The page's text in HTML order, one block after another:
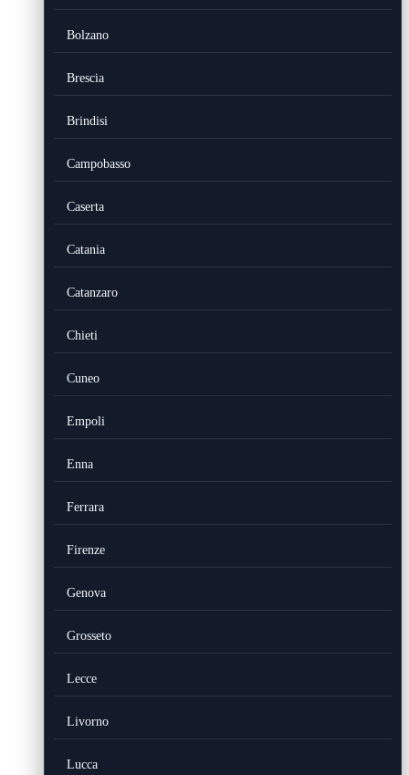
Bolzano
Brescia
Brindisi
Campobasso
Caserta
Catania
Catanzaro
Chieti
Cuneo
Empoli
Enna
Ferrara
Firenze
Genova
Grosseto
Lecce
Livorno
Lucca